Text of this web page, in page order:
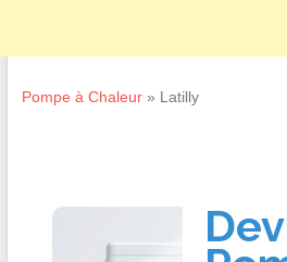
Pompe à Chaleur» Latilly